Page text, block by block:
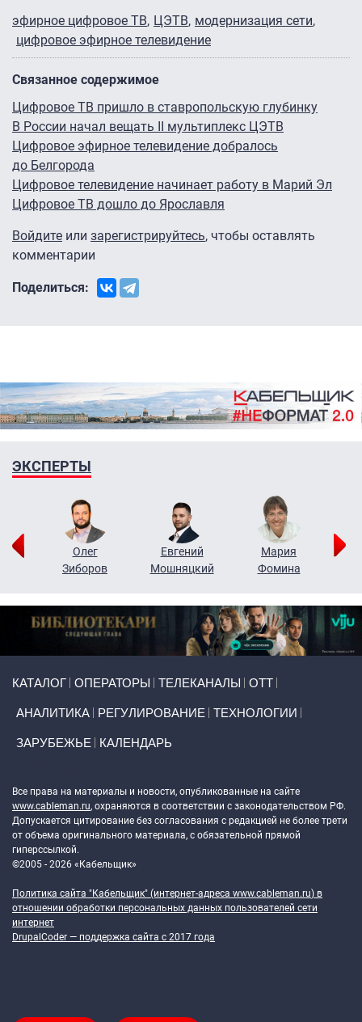
эфирное цифровое ТВ
ЦЭТВ модернизация сети
цифровое эфирное телевидение
Связанное содержимое
Цифровое ТВ пришло в ставропольскую глубинку
В России начал вещать II мультиплекс ЦЭТВ
Цифровое эфирное телевидение добралось
до Белгорода
Цифровое телевидение начинает работу в Марий Эл
Цифровое ТВ дошло до Ярославля
Войдите или зарегистрируйтесь, чтобы оставлять
комментарии
Поделиться:
ЭКСПЕРТЫ
Олег
Зиборов
Евгений
Мошняцкий
Мария
Фомина
КАТАЛОГ ОПЕРАТОРЫ ТЕЛЕКАНАЛЫ ОТТ
АНАЛИТИКА РЕГУЛИРОВАНИЕ ТЕХНОЛОГИИ
ЗАРУБЕЖЬЕ КАЛЕНДАРЬ
Все права на материалы и новости, опубликованные на сайте
www.cableman.ru, охраняются в соответствии с законодательством РФ.
Допускается цитирование без согласования с редакцией не более трети
от объема оригинального материала, с обязательной прямой
гиперссылкой.
©2005 - 2026 «Кабельщик»
Политика сайта "Кабельщик" (интернет-адреса www.cableman.ru) в
отношении обработки персональных данных пользователей сети
интернет
DrupalCoder — поддержка сайта c 2017 года